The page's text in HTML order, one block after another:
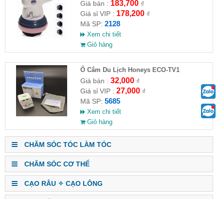
HĐ )
Giá bán : 183,700₫
Giá sỉ VIP : 178,200₫
Mã SP: 2128
Xem chi tiết
Giỏ hàng
Ổ Cắm Du Lịch Honeys ECO-TV1
Giá bán : 32,000₫
Giá sỉ VIP : 27,000₫
Mã SP: 5685
Xem chi tiết
Giỏ hàng
CHĂM SÓC TÓC LÀM TÓC
CHĂM SÓC CƠ THỂ
CẠO RÂU ✧ CẠO LÔNG